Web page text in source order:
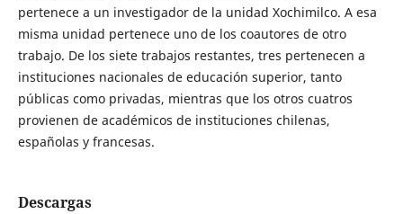
pertenece a un investigador de la unidad Xochimilco. A esa
misma unidad pertenece uno de los coautores de otro
trabajo. De los siete trabajos restantes, tres pertenecen a
instituciones nacionales de educación superior, tanto
públicas como privadas, mientras que los otros cuatros
provienen de académicos de instituciones chilenas,
españolas y francesas.
Descargas